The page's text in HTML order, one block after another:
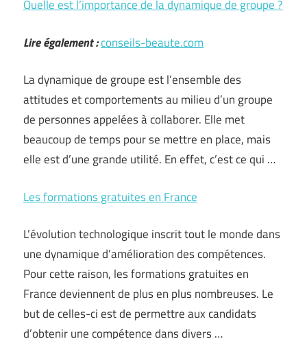
Quelle est l’importance de la dynamique de groupe ?
Lire également :conseils-beaute.com
La dynamique de groupe est l’ensemble des
attitudes et comportements au milieu d’un groupe
de personnes appelées à collaborer. Elle met
beaucoup de temps pour se mettre en place, mais
elle est d’une grande utilité. En effet, c’est ce qui …
Les formations gratuites en France
L’évolution technologique inscrit tout le monde dans
une dynamique d’amélioration des compétences.
Pour cette raison, les formations gratuites en
France deviennent de plus en plus nombreuses. Le
but de celles-ci est de permettre aux candidats
d’obtenir une compétence dans divers …